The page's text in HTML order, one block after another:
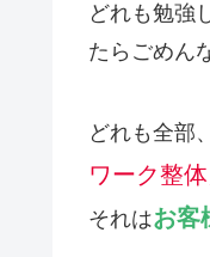
どれも勉強
たらごめん
どれも全部
ワーク整体
それはお客